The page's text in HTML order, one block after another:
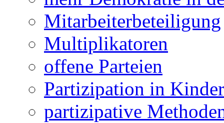
Mitarbeiterbeteiligung
Multiplikatoren
offene Parteien
Partizipation in
partizipative